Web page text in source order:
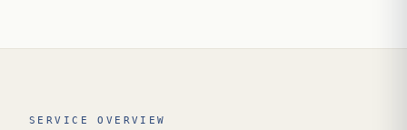
SERVICE OVERVIEW